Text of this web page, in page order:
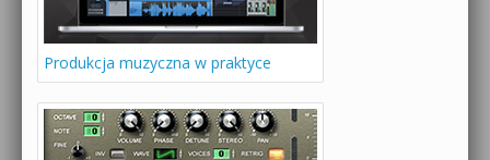
Produkcja muzyczna w praktyce